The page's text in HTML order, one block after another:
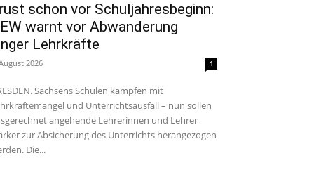
schon vor Schuljahresbeginn:
warnt vor Abwanderung
Lehrkräfte
2026 1
Sachsens Schulen kämpfen mit
und Unterrichtsausfall – nun sollen
angehende Lehrerinnen und Lehrer
zur Absicherung des Unterrichts herangezogen
Die...